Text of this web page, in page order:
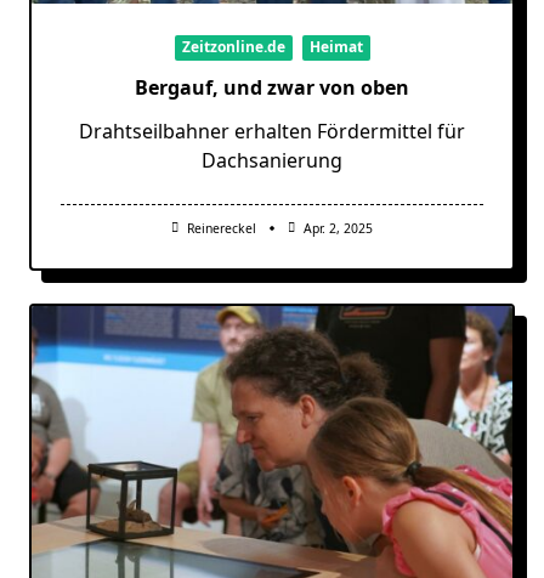
Zeitzonline.de Heimat
Bergauf, und zwar von oben
Drahtseilbahner erhalten Fördermittel für
Dachsanierung
Reinereckel Apr. 2, 2025